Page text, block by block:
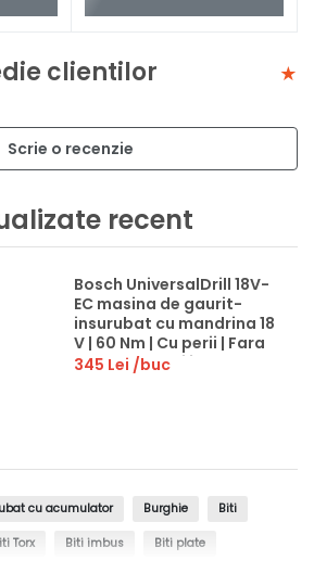
clientilor
Scrie o recenzie
recent
Bosch UniversalDrill 18V-
EC masina de gaurit-
insurubat cu mandrina 18
V | 60 Nm | Cu perii | Fara
acumulator si incarcator
345 Lei /buc
cu acumulator Burghie Biti
Torx Biti imbus Biti plate